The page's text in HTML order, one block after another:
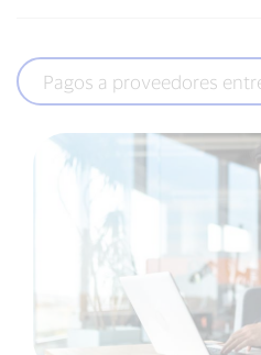
Pagos a proveedores